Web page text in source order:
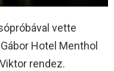
vette
Hotel Menthol
rendez.